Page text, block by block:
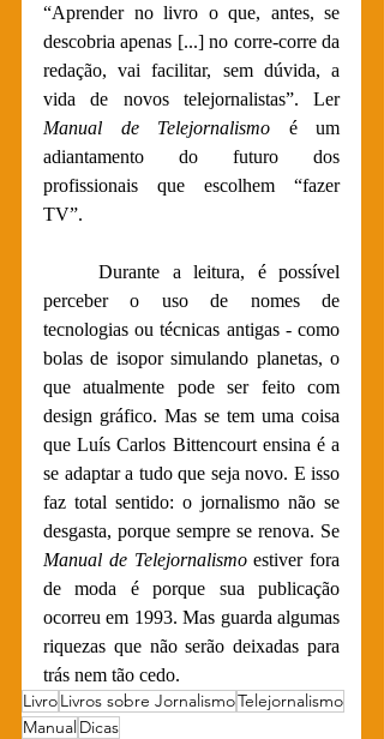
“Aprender no livro o que, antes, se
descobria apenas [...] no corre-corre da
redação, vai facilitar, sem dúvida, a
vida de novos telejornalistas”. Ler
Manual de Telejornalismo é um
adiantamento do futuro dos
profissionais que escolhem “fazer
TV”.
Durante a leitura, é possível
perceber o uso de nomes de
tecnologias ou técnicas antigas - como
bolas de isopor simulando planetas, o
que atualmente pode ser feito com
design gráfico. Mas se tem uma coisa
que Luís Carlos Bittencourt ensina é a
se adaptar a tudo que seja novo. E isso
faz total sentido: o jornalismo não se
Manual de Telejornalismo estiver fora
de moda é porque sua publicação
ocorreu em 1993. Mas guarda algumas
riquezas que não serão deixadas para
trás nem tão cedo.
LivroLivros sobre JornalismoTelejornalismo
ManualDicas